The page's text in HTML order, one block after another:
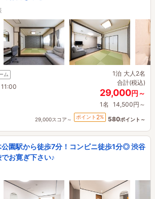
ム
11:00
1泊 大人2名
合計(税込)
29,000円～
1名 14,500円～
29,000スコア～ ポイント 2% 580ポイント～
公園駅から徒歩7分！コンビニ徒歩1分◎ 渋谷
お寛ぎ下さい♪